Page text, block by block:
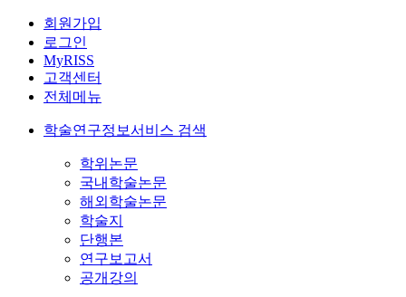
회원가입
로그인
MyRISS
고객센터
전체메뉴
학술연구정보서비스 검색
학위논문
국내학술논문
해외학술논문
학술지
단행본
연구보고서
공개강의